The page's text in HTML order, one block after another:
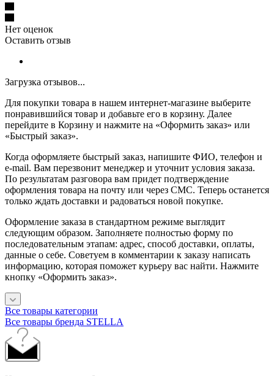
Нет оценок
Оставить отзыв
Загрузка отзывов...
Для покупки товара в нашем интернет-магазине выберите
понравившийся товар и добавьте его в корзину. Далее
перейдите в Корзину и нажмите на «Оформить заказ» или
«Быстрый заказ».
Когда оформляете быстрый заказ, напишите ФИО, телефон и
e-mail. Вам перезвонит менеджер и уточнит условия заказа.
По результатам разговора вам придет подтверждение
оформления товара на почту или через СМС. Теперь останется
только ждать доставки и радоваться новой покупке.
Оформление заказа в стандартном режиме выглядит
следующим образом. Заполняете полностью форму по
последовательным этапам: адрес, способ доставки, оплаты,
данные о себе. Советуем в комментарии к заказу написать
информацию, которая поможет курьеру вас найти. Нажмите
кнопку «Оформить заказ».
Все товары категории
Все товары бренда STELLA